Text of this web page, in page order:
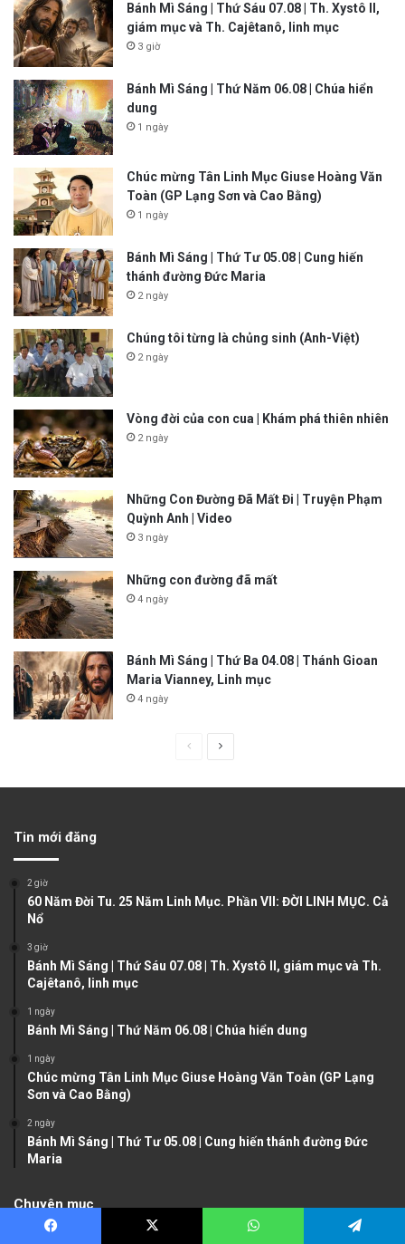
Bánh Mì Sáng | Thứ Sáu 07.08 | Th. Xystô II,
giám mục và Th. Cajêtanô, linh mục
3 giờ
Bánh Mì Sáng | Thứ Năm 06.08 | Chúa hiển
dung
1 ngày
Chúc mừng Tân Linh Mục Giuse Hoàng Văn
Toàn (GP Lạng Sơn và Cao Bằng)
1 ngày
Bánh Mì Sáng | Thứ Tư 05.08 | Cung hiến
thánh đường Đức Maria
2 ngày
Chúng tôi từng là chủng sinh (Anh-Việt)
2 ngày
Vòng đời của con cua | Khám phá thiên nhiên
2 ngày
Những Con Đường Đã Mất Đi | Truyện Phạm
Quỳnh Anh | Video
3 ngày
Những con đường đã mất
4 ngày
Bánh Mì Sáng | Thứ Ba 04.08 | Thánh Gioan
Maria Vianney, Linh mục
4 ngày
u
a
e
g
Tin mới đăng
2 giờ
60 Năm Đời Tu. 25 Năm Linh Mục. Phần VII: ĐỜI LINH MỤC. Cả
Nổ
3 giờ
Bánh Mì Sáng | Thứ Sáu 07.08 | Th. Xystô II, giám mục và Th.
Cajêtanô, linh mục
1 ngày
Bánh Mì Sáng | Thứ Năm 06.08 | Chúa hiển dung
1 ngày
Chúc mừng Tân Linh Mục Giuse Hoàng Văn Toàn (GP Lạng
Sơn và Cao Bằng)
2 ngày
Bánh Mì Sáng | Thứ Tư 05.08 | Cung hiến thánh đường Đức
Maria
Chuyên mục